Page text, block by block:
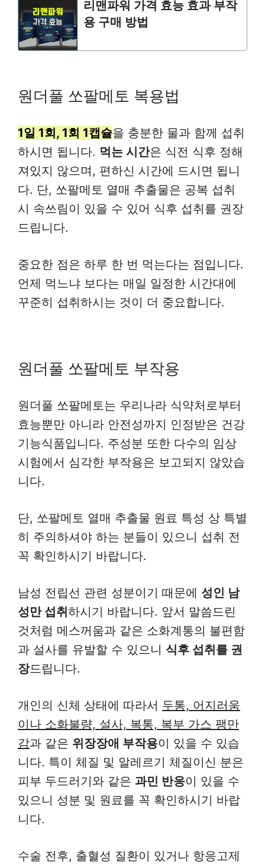
리맨파워 가격 효능 효과 부작
용 구매 방법
원더풀 쏘팔메토 복용법
1일 1회, 1회 1캡슐을 충분한 물과 함께 섭취
하시면 됩니다. 먹는 시간은 식전 식후 정해
져있지 않으며, 편하신 시간에 드시면 됩니
다. 단, 쏘팔메토 열매 추출물은 공복 섭취
시 속쓰림이 있을 수 있어 식후 섭취를 권장
드립니다.
중요한 점은 하루 한 번 먹는다는 점입니다.
언제 먹느냐 보다는 매일 일정한 시간대에
꾸준히 섭취하시는 것이 더 중요합니다.
원더풀 쏘팔메토 부작용
원더풀 쏘팔메토는 우리나라 식약처로부터
효능뿐만 아니라 안전성까지 인정받은 건강
기능식품입니다. 주성분 또한 다수의 임상
시험에서 심각한 부작용은 보고되지 않았습
니다.
단, 쏘팔메토 열매 추출물 원료 특성 상 특별
히 주의하셔야 하는 분들이 있으니 섭취 전
꼭 확인하시기 바랍니다.
남성 전립선 관련 성분이기 때문에 성인 남
성만 섭취하시기 바랍니다. 앞서 말씀드린
것처럼 메스꺼움과 같은 소화계통의 불편함
과 설사를 유발할 수 있으니 식후 섭취를 권
장드립니다.
개인의 신체 상태에 따라서 두통, 어지러움
이나 소화불량, 설사, 복통, 복부 가스 팽만
감과 같은 위장장애 부작용이 있을 수 있습
니다. 특이 체질 및 알레르기 체질이신 분은
피부 두드러기와 같은 과민 반응이 있을 수
있으니 성분 및 원료를 꼭 확인하시기 바랍
니다.
수술 전후, 출혈성 질환이 있거나 항응고제